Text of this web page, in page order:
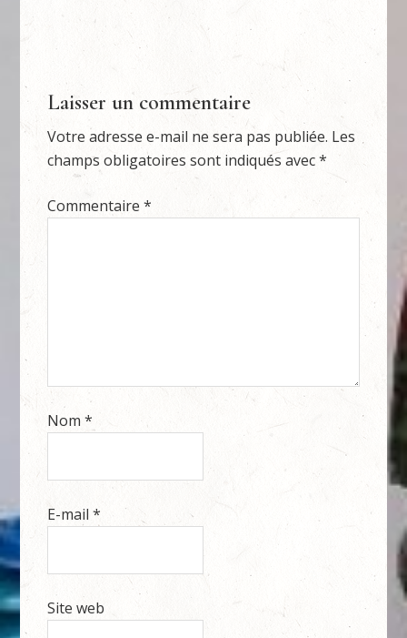
Laisser un commentaire
Votre adresse e-mail ne sera pas publiée. Les
champs obligatoires sont indiqués avec*
Commentaire*
Nom*
E-mail*
Site web